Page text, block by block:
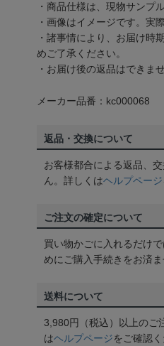
・商品仕様は、現物サンプ
・画像はイメージです。実
・諸事情により、お届け時
めご了承ください。
・お届け後の返品はできま
メーカー品番：kc000068
返品・交換について
お客様都合による返品、
ん。詳しくはヘルプページ
ご注文の確定について
買い物かごに入れるだけ
めにご購入手続きをお済ま
送料について
3,980円（税込）以上のご
はヘルプページをご確認く